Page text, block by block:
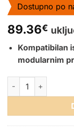
Dostupno po
89.36€
Kompatibilan
modularnim
OKVIR BTICINO